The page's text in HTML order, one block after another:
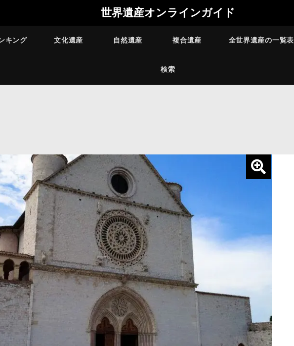
世界遺産オンラインガイド
キング 文化遺産 自然遺産 複合遺産 全世界遺産の一覧表
検索